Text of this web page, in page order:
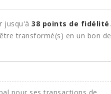
jusqu'à 38 points de fidélité.
transformé(s) en un bon de